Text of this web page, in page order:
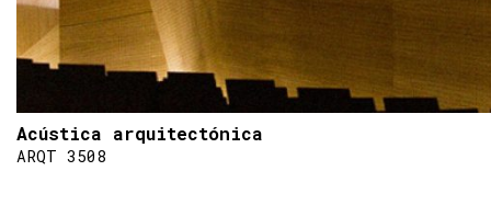
Acústica arquitectónica
ARQT 3508